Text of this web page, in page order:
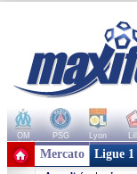
OM PSG Lyon
+ de clubs
Mercato Ligue 1